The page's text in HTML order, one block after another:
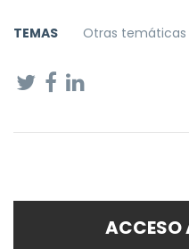
TEMAS Otras temáticas
ACCESO